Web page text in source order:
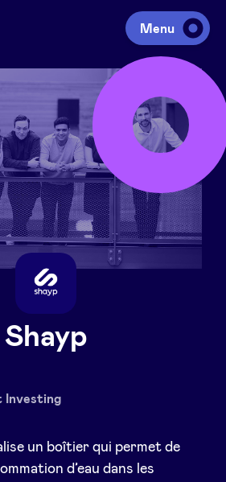
Menu
des fonds
Agenda
propos
Shayp
Investing
un boîtier qui permet de
d’eau dans les